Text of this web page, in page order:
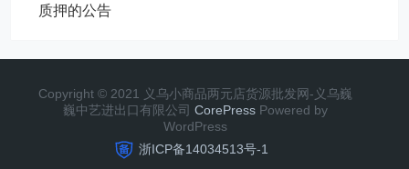
质押的公告
Copyright © 2021 义乌小商品两元店货源批发网-义乌巍
巍中艺进出口有限公司 CorePress Powered by
WordPress
浙ICP备14034513号-1